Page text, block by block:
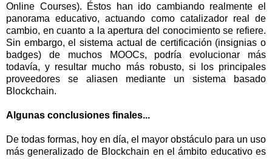
Online Courses). Éstos han ido cambiando realmente el
panorama educativo, actuando como catalizador real de
cambio, en cuanto a la apertura del conocimiento se refiere.
Sin embargo, el sistema actual de certificación (insignias o
badges) de muchos MOOCs, podría evolucionar más
todavía, y resultar mucho más robusto, si los principales
proveedores se aliasen mediante un sistema basado
Blockchain.
Algunas conclusiones finales...
De todas formas, hoy en día, el mayor obstáculo para un uso
más generalizado de Blockchain en el ámbito educativo es